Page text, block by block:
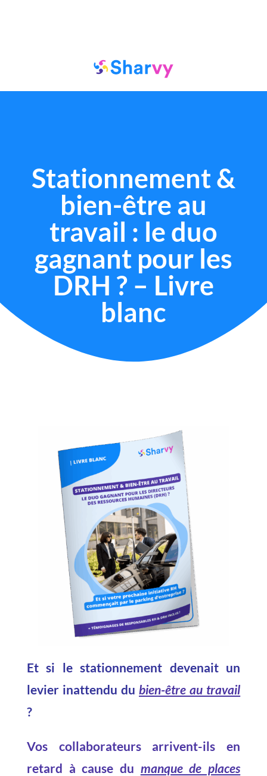
Stationnement &
bien-être au
travail : le duo
gagnant pour les
DRH ? – Livre
blanc
Et si le stationnement devenait un
levier inattendu du bien-être au travail
?
Vos collaborateurs arrivent-ils en
retard à cause du manque de places